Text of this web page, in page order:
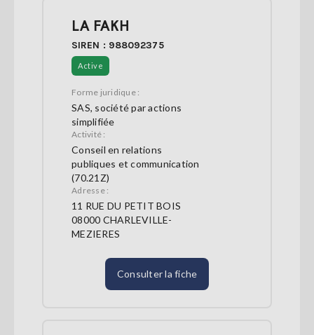
LA FAKH
SIREN : 988092375
Active
Forme juridique :
SAS, société par actions
simplifiée
Activité :
Conseil en relations
publiques et communication
(70.21Z)
Adresse :
11 RUE DU PETIT BOIS
08000 CHARLEVILLE-
MEZIERES
Consulter la fiche